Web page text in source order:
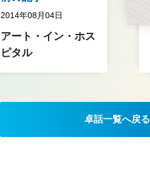
2014年08月04日
アート・イン・ホス
ピタル
卓話一覧へ戻る